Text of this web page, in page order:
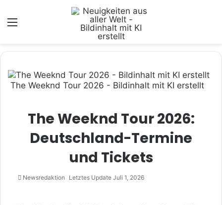
The Weeknd Tour 2026 - Bildinhalt mit KI erstellt
The Weeknd Tour 2026:
Deutschland-Termine
und Tickets
Newsredaktion Letztes Update Juli 1, 2026